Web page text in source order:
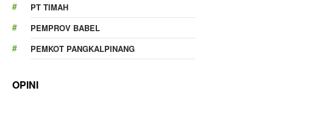
PT TIMAH
PEMPROV BABEL
PEMKOT PANGKALPINANG
OPINI